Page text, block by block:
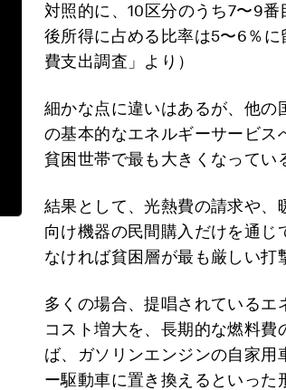
対照的に、10区分のうち7〜9
後所得に占める比率は5〜6％
費支出調査」より）
細かな点に違いはあるが、他の
の基本的なエネルギーサービス
貧困世帯で最も大きくなってい
結果として、光熱費の請求や、
向け機器の民間購入だけを通
なければ貧困層が最も厳しい打
多くの場合、提唱されている
コスト増大を、長期的な燃料費
ば、ガソリンエンジンの自家用
ー駆動車に置き換えるといった